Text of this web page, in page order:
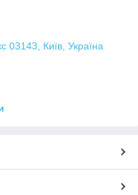
03143, Київ, Україна